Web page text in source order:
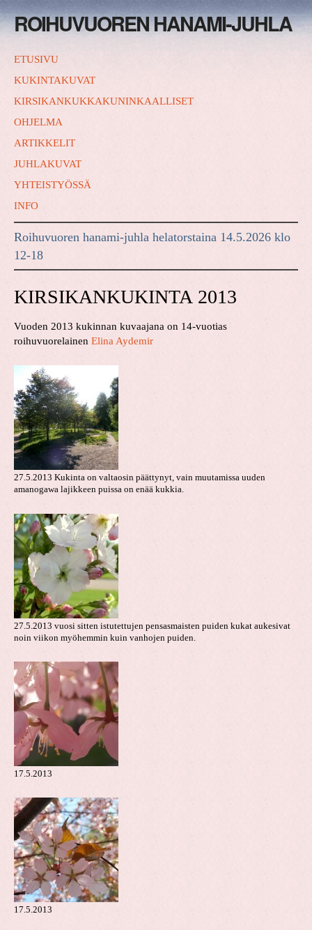
ROIHUVUOREN HANAMI-JUHLA
ETUSIVU
KUKINTAKUVAT
KIRSIKANKUKKAKUNINKAALLISET
OHJELMA
ARTIKKELIT
JUHLAKUVAT
YHTEISTYÖSSÄ
INFO
Roihuvuoren hanami-juhla helatorstaina 14.5.2026 klo
12-18
KIRSIKANKUKINTA 2013
Vuoden 2013 kukinnan kuvaajana on 14-vuotias
roihuvuorelainen Elina Aydemir
27.5.2013 Kukinta on valtaosin päättynyt, vain muutamissa uuden
amanogawa lajikkeen puissa on enää kukkia.
27.5.2013 vuosi sitten istutettujen pensasmaisten puiden kukat aukesivat
noin viikon myöhemmin kuin vanhojen puiden.
17.5.2013
17.5.2013